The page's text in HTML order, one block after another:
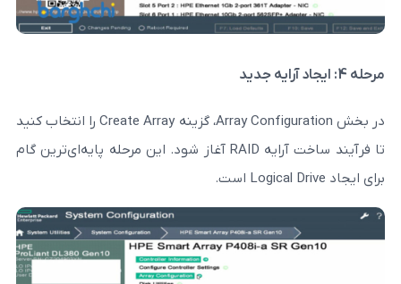
در بخش Array Configuration، گزینه Create Array را انتخاب کنید
تا فرآیند ساخت آرایه RAID آغاز شود. این مرحله پایه‌ای‌ترین گام